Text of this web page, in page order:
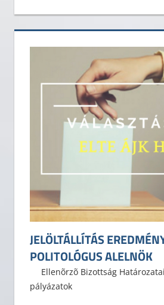
JELÖLTÁLLÍTÁS
POLITOLÓGUS ALELNÖK
2021. április 22.
ELTE ÁJK HÖK
Ellenõrzõ Bizottság Határozatai
pályázatok